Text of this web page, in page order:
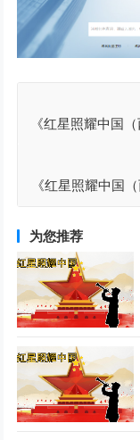
《红星照耀中国
《红星照耀中国
为您推荐